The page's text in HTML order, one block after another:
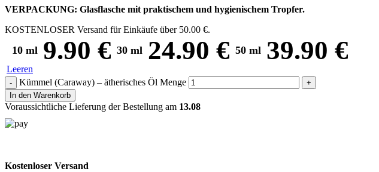
VERPACKUNG: Glasflasche mit praktischem und hygienischem Tropfer.
KOSTENLOSER Versand für Einkäufe über 50.00 €.
10 ml 9.90 € 30 ml 24.90 € 50 ml 39.90 €
Leeren
Kümmel (Caraway) – ätherisches Öl Menge
In den Warenkorb
Voraussichtliche Lieferung der Bestellung am 13.08
Kostenloser Versand